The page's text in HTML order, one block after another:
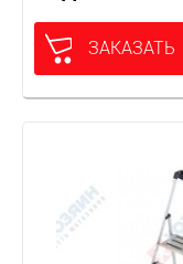
ЗАКАЗАТЬ